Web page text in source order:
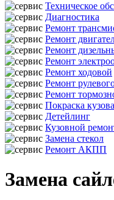
Техническое
Диагностика
Ремонт
Ремонт
Ремонт
Ремонт
Ремонт ходовой
Ремонт
Ремонт
Покраска кузова
Детейлинг
Кузовной
Замена стекол
Ремонт АКПП
Замена